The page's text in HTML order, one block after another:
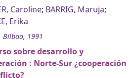
Caroline; BARRIG, Maruja;
Erika
Bilbao, 1991
sobre desarrollo y
: Norte-Sur ¿cooperación